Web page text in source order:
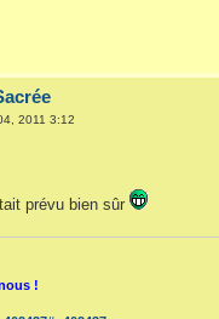
2011 3:12
prévu bien sûr
!